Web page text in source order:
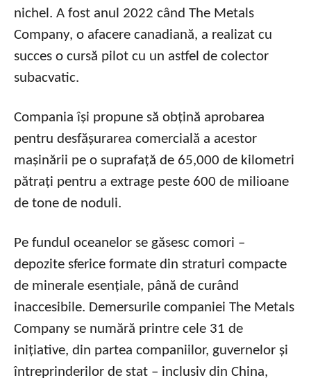
nichel. A fost anul 2022 când The Metals
Company, o afacere canadiană, a realizat cu
succes o cursă pilot cu un astfel de colector
subacvatic.
Compania își propune să obțină aprobarea
pentru desfășurarea comercială a acestor
mașinării pe o suprafață de 65,000 de kilometri
pătrați pentru a extrage peste 600 de milioane
de tone de noduli.
Pe fundul oceanelor se găsesc comori –
depozite sferice formate din straturi compacte
de minerale esențiale, până de curând
inaccesibile. Demersurile companiei The Metals
Company se numără printre cele 31 de
inițiative, din partea companiilor, guvernelor și
întreprinderilor de stat – inclusiv din China,